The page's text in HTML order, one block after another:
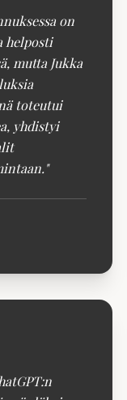
on
helposti
mutta Jukka
toteutui
yhdistyi
"